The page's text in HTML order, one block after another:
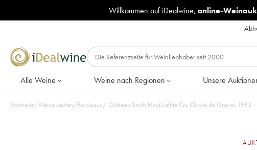
Willkommen auf iDealwine, online-
Alle Weine Weine nach Regionen Unsere
Startseite/Weine kaufen/Bordeaux/ Château Smith Haut Lafitte Cru Classé de Graves 1983 -